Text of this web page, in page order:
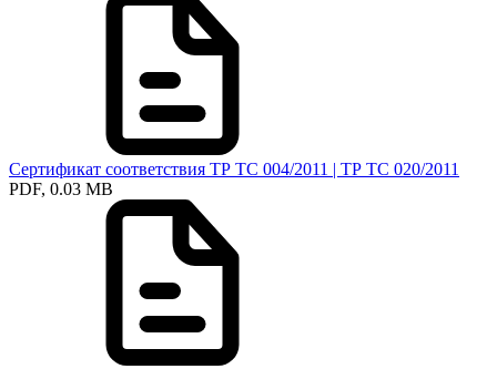
Сертификат соответствия ТР ТС 004/2011 | ТР ТС 020/2011
PDF, 0.03 MB